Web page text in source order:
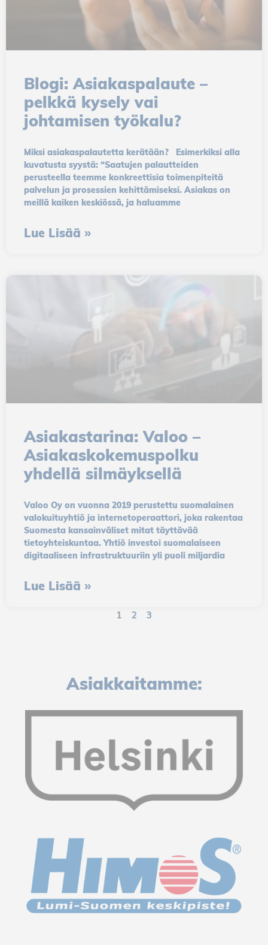
Blogi: Asiakaspalaute –
pelkkä kysely vai
johtamisen työkalu?
Miksi asiakaspalautetta kerätään? Esimerkiksi alla
kuvatusta syystä: “Saatujen palautteiden
perusteella teemme konkreettisia toimenpiteitä
palvelun ja prosessien kehittämiseksi. Asiakas on
meillä kaiken keskiössä, ja haluamme
Lue Lisää »
Asiakastarina: Valoo –
Asiakaskokemuspolku
yhdellä silmäyksellä
Valoo Oy on vuonna 2019 perustettu suomalainen
valokuituyhtiö ja internetoperaattori, joka rakentaa
Suomesta kansainväliset mitat täyttävää
tietoyhteiskuntaa. Yhtiö investoi suomalaiseen
digitaaliseen infrastruktuuriin yli puoli miljardia
Lue Lisää »
1 2 3
Asiakkaitamme:
these
cookies.
cookies are
mandatory.
Performance
With
performance
cookies, we
monitor the
improve the
functionality
and efficiency
Marketing
Cookies
With
marketing
can ensure
that any
advertising you
see is of
interest to you.